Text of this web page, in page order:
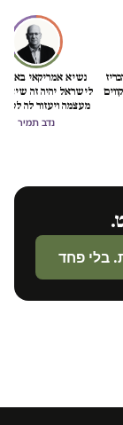
נשיא אמריקאי באמת
לישראל יהיה זה
מעצמה ויעזור לה
הכיבוש
נדב תמיר
בלי פחד